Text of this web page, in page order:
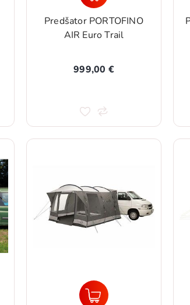
Predšator PORTOFINO
AIR Euro Trail
999,00 €